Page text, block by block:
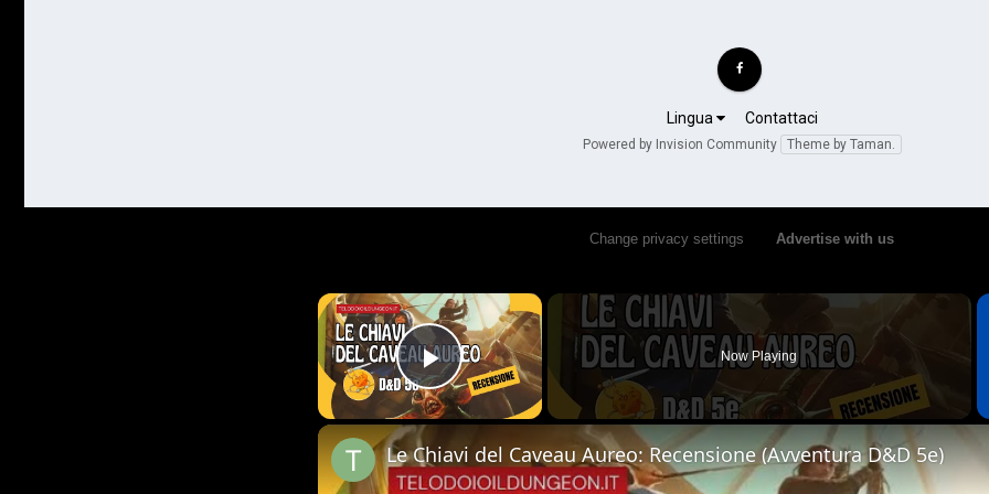
Lingua Contattaci
Powered by Invision Community Theme by Taman.
Change privacy settings Advertise with us
×
Play Video
Now Playing
Le Chiavi del Caveau Aureo: Recensione (Avventura D&D 5e)